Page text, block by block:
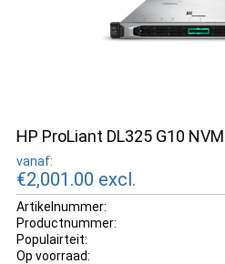
HP ProLiant DL325 G10
vanaf:
€2,001.00 excl.
Artikelnummer:
Productnummer:
Populairteit:
Op voorraad: